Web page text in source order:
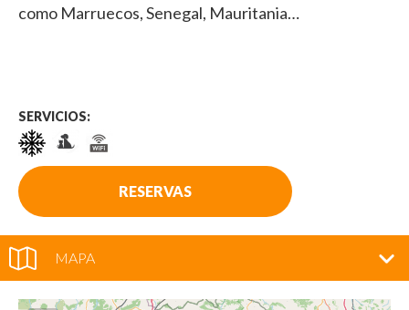
como Marruecos, Senegal, Mauritania…
SERVICIOS:
RESERVAS
MAPA